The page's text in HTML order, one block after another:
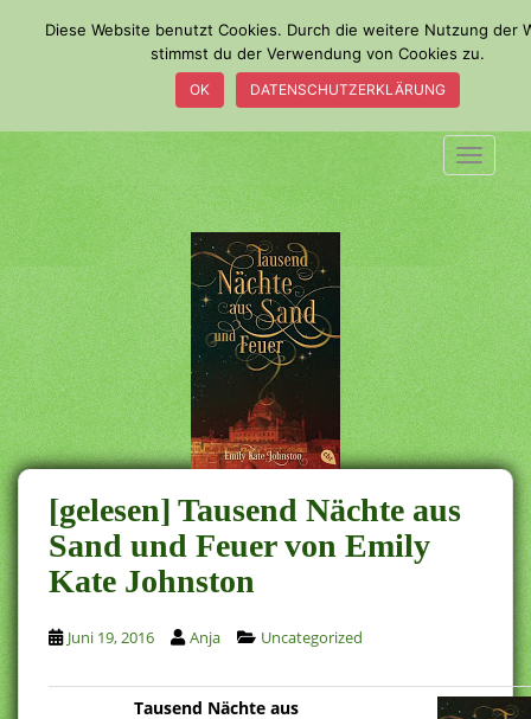
m
a
i
n
c
o
n
t
e
n
t
[gelesen] Tausend Nächte aus
Sand und Feuer von Emily
Kate Johnston
Juni 19, 2016 Anja Uncategorized
Tausend Nächte aus
Diese Website benutzt Cookies. Durch die weitere Nutzung der
stimmst du der Verwendung von Cookies zu.
OK DATENSCHUTZERKLÄRUNG